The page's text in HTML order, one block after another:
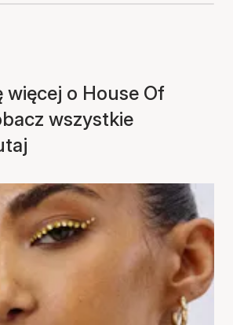
więcej o House Of
wszystkie